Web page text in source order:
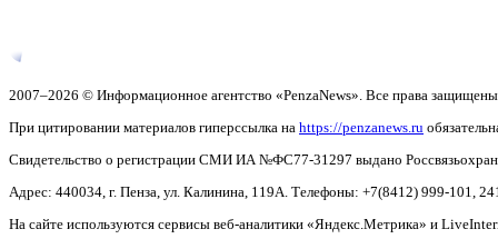
2007–2026 © Информационное агентство «PenzaNews». Все права
При цитировании материалов гиперссылка на https://penzanews.ru
Свидетельство о регистрации СМИ ИА №ФС77-31297 выдано
Адрес: 440034, г. Пенза, ул. Калинина, 119А. Телефоны: +7(8412) 999-101,
На сайте используются сервисы веб-аналитики «Яндекс.Метрика» и